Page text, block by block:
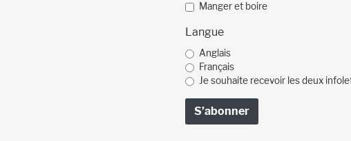
Manger et boire
Langue
Anglais
Français
Je souhaite recevoir les deux